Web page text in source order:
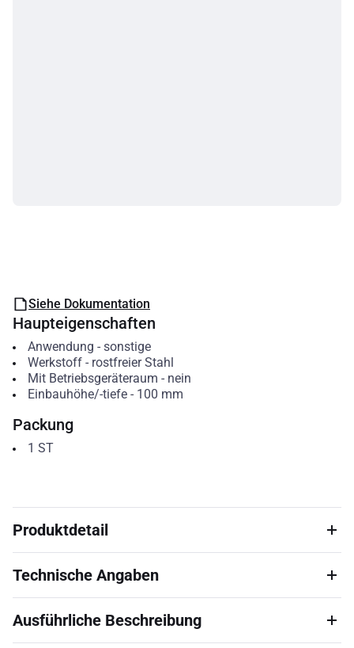
Siehe Dokumentation
Haupteigenschaften
Anwendung - sonstige
Werkstoff- rostfreier Stahl
Mit Betriebsgeräteraum - nein
Einbauhöhe/-tiefe- 100 mm
Packung
1 ST
Produktdetail
Technische Angaben
Ausführliche Beschreibung